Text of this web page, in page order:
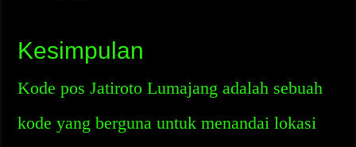
Kesimpulan
Kode pos Jatiroto Lumajang adalah sebuah
kode yang berguna untuk menandai lokasi